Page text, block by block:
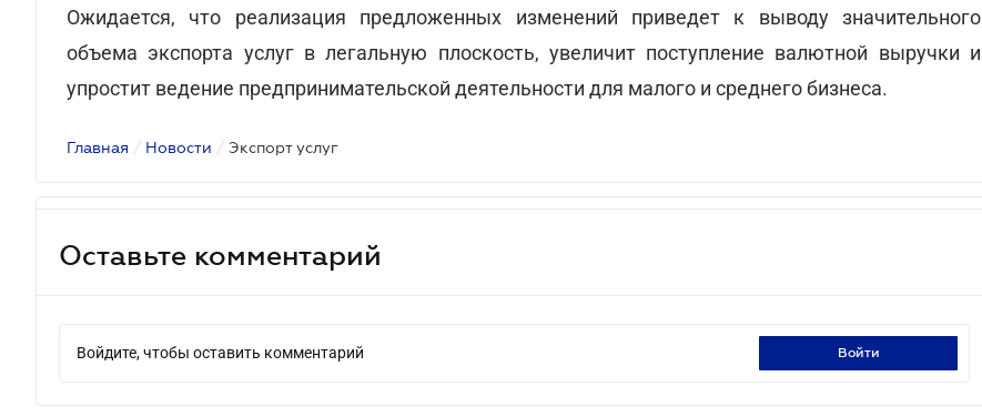
Ожидается, что реализация предложенных изменений приведет к выводу значительного
объема экспорта услуг в легальную плоскость, увеличит поступление валютной выручки и
упростит ведение предпринимательской деятельности для малого и среднего бизнеса.
Главная / Новости / Экспорт услуг
Оставьте комментарий
Войдите, чтобы оставить комментарий войти